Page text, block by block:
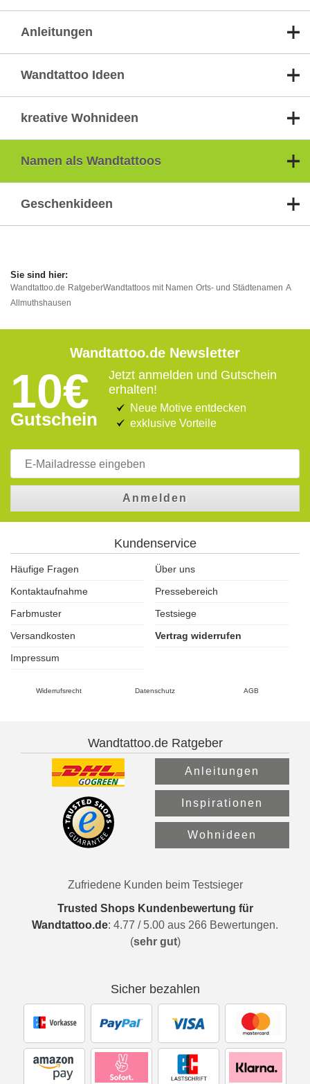
Anleitungen
Wandtattoo Ideen
kreative Wohnideen
Namen als Wandtattoos
Geschenkideen
Wandtattoo.de RatgeberWandtattoos mit Namen Orts- und Städtenamen A
Allmuthshausen
Wandtattoo.de Newsletter
10€
Gutschein
Jetzt anmelden und Gutschein
erhalten!
Neue Motive entdecken
exklusive Vorteile
Anmelden
Kundenservice
Häufige Fragen
Über uns
Kontaktaufnahme
Pressebereich
Farbmuster
Testsiege
Versandkosten
Vertrag widerrufen
Impressum
Widerrufsrecht Datenschutz AGB
Wandtattoo.de Ratgeber
Anleitungen
Inspirationen
Wohnideen
Zufriedene Kunden beim Testsieger
Trusted Shops Kundenbewertung für
Wandtattoo.de: 4.77 / 5.00 aus 266 Bewertungen.
(sehr gut)
Sicher bezahlen